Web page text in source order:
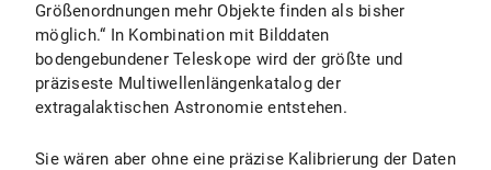
Größenordnungen mehr Objekte finden als bisher
möglich.“ In Kombination mit Bilddaten
bodengebundener Teleskope wird der größte und
präziseste Multiwellenlängenkatalog der
extragalaktischen Astronomie entstehen.
Sie wären aber ohne eine präzise Kalibrierung der Daten